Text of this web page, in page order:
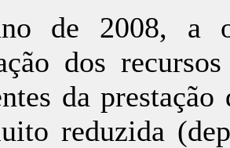
de 2008, a
dos
da prestação
reduzida